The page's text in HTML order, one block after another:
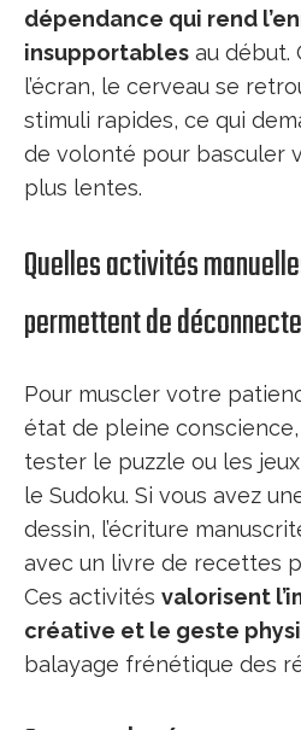
dépendance qui rend
insupportables au début.
l’écran, le cerveau se
stimuli rapides, ce qui
de volonté pour basculer
plus lentes.
Quelles activités
permettent de
Pour muscler votre
état de pleine
tester le puzzle ou les
le Sudoku. Si vous avez
dessin, l’écriture
avec un livre de recettes
Ces activités valorisent
créative et le geste
balayage frénétique des